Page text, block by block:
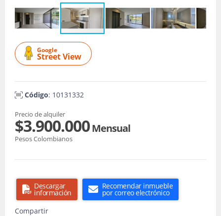
Google
Street View
Código: 10131332
Precio de alquiler
$3.900.000Mensual
Pesos Colombianos
Descargar
información
Recomendar inmueble
por correo electrónico
Compartir